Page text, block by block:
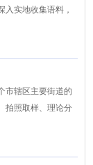
入实地收集语料，
市辖区主要街道的
拍照取样、理论分